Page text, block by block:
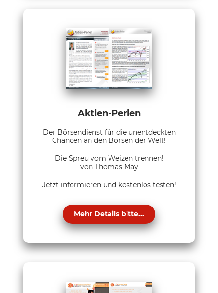
Aktien-Perlen
Der Börsendienst für die unentdeckten
Chancen an den Börsen der Welt!
Die Spreu vom Weizen trennen!
von Thomas May
Jetzt informieren und kostenlos testen!
Mehr Details bitte...